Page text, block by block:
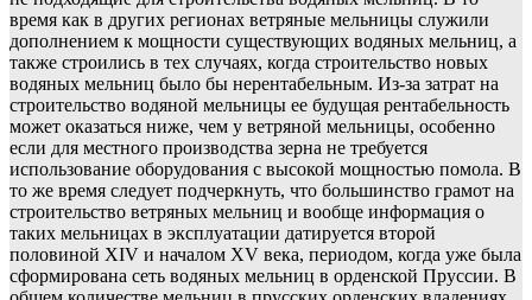
время как в других регионах ветряные мельницы служили
дополнением к мощности существующих водяных мельниц, а
также строились в тех случаях, когда строительство новых
водяных мельниц было бы нерентабельным. Из-за затрат на
строительство водяной мельницы ее будущая рентабельность
может оказаться ниже, чем у ветряной мельницы, особенно
если для местного производства зерна не требуется
использование оборудования с высокой мощностью помола. В
то же время следует подчеркнуть, что большинство грамот на
строительство ветряных мельниц и вообще информация о
таких мельницах в эксплуатации датируется второй
половиной XIV и началом XV века, периодом, когда уже была
сформирована сеть водяных мельниц в орденской Пруссии. В